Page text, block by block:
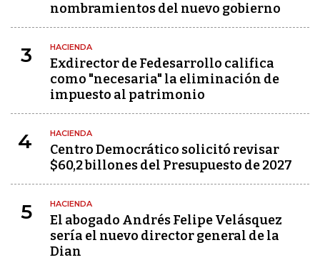
nombramientos del nuevo gobierno
3 HACIENDA
Exdirector de Fedesarrollo califica
como "necesaria" la eliminación de
impuesto al patrimonio
4 HACIENDA
Centro Democrático solicitó revisar
$60,2 billones del Presupuesto de 2027
5 HACIENDA
El abogado Andrés Felipe Velásquez
sería el nuevo director general de la
Dian